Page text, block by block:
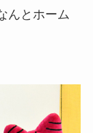
んとホーム